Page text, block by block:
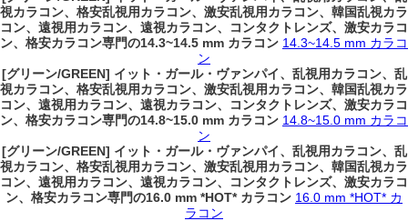
視カラコン、格安乱視用カラコン、激安乱視用カラコン、韓国乱視カラ
コン、遠視用カラコン、遠視カラコン、コンタクトレンズ、激安カラコ
ン、格安カラコン専門の14.3~14.5 mm カラコン 14.3~14.5 mm カラコ
ン
[グリーン/GREEN] イット・ガール・ヴァンパイ、乱視用カラコン、乱
視カラコン、格安乱視用カラコン、激安乱視用カラコン、韓国乱視カラ
コン、遠視用カラコン、遠視カラコン、コンタクトレンズ、激安カラコ
ン、格安カラコン専門の14.8~15.0 mm カラコン 14.8~15.0 mm カラコ
ン
[グリーン/GREEN] イット・ガール・ヴァンパイ、乱視用カラコン、乱
視カラコン、格安乱視用カラコン、激安乱視用カラコン、韓国乱視カラ
コン、遠視用カラコン、遠視カラコン、コンタクトレンズ、激安カラコ
ン、格安カラコン専門の16.0 mm *HOT* カラコン 16.0 mm *HOT* カ
ラコン